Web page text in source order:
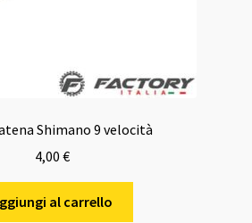
Shimano 9 velocità
4,00 €
al carrello